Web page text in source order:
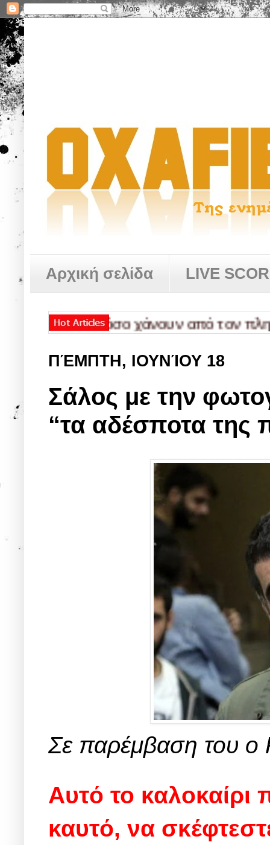
Αρχική σελίδα LIVE
και πόσο χάνουν από τον
ΠΈΜΠΤΗ, ΙΟΥΝΊΟΥ 18
Σάλος με την
“τα αδέσποτα της
Σε παρέμβαση του ο
Αυτό το καλοκαίρι
καυτό, να